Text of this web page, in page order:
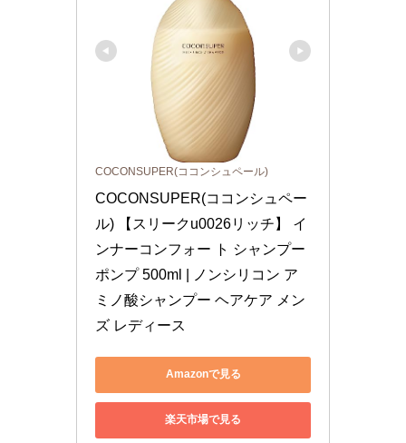
COCONSUPER(ココンシュペール)
COCONSUPER(ココンシュペー
ル) 【スリークu0026リッチ】 イ
ンナーコンフォー ト シャンプー
ポンプ 500ml | ノンシリコン ア
ミノ酸シャンプー ヘアケア メン
ズ レディース
Amazonで見る
楽天市場で見る